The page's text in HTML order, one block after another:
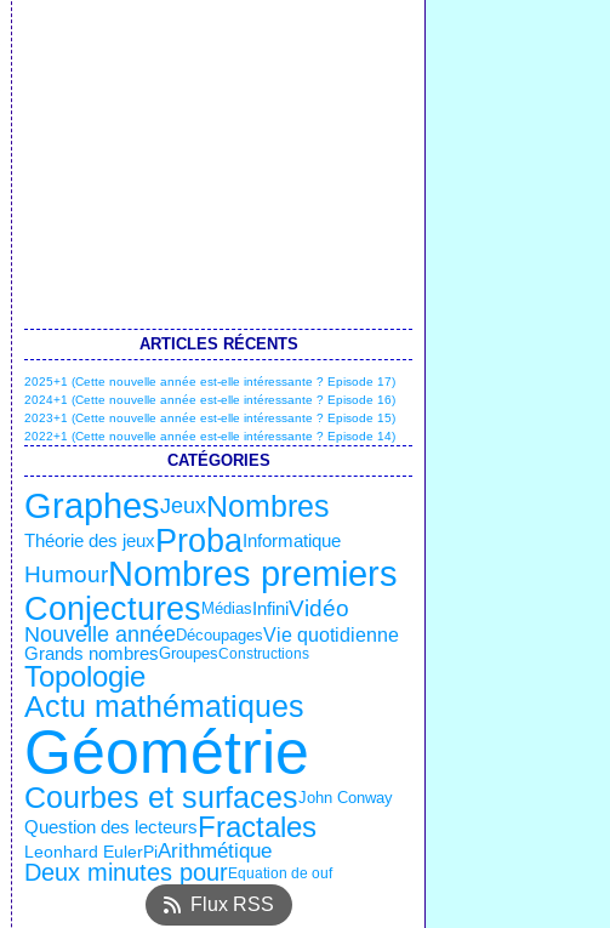
ARTICLES RÉCENTS
2025+1 (Cette nouvelle année est-elle intéressante ? Episode 17)
2024+1 (Cette nouvelle année est-elle intéressante ? Episode 16)
2023+1 (Cette nouvelle année est-elle intéressante ? Episode 15)
2022+1 (Cette nouvelle année est-elle intéressante ? Episode 14)
CATÉGORIES
GraphesJeuxNombres
Théorie des jeuxProbaInformatique
HumourNombres premiers
ConjecturesMédiasInfiniVidéo
Nouvelle annéeDécoupagesVie quotidienne
Grands nombresGroupesConstructions
Topologie
Actu mathématiques
Géométrie
Courbes et surfacesJohn Conway
Question des lecteursFractales
Leonhard EulerPiArithmétique
Deux minutes pourEquation de ouf
Flux RSS